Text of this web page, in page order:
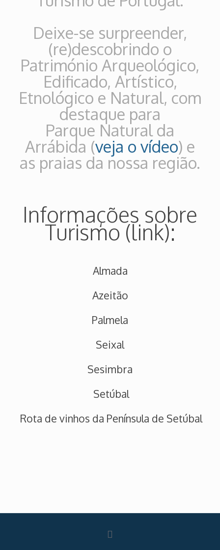
Deixe-se surpreender,
(re)descobrindo o
Património Arqueológico,
Edificado, Artístico,
Etnológico e Natural, com
destaque para
Parque Natural da
Arrábida (veja o vídeo) e
as praias da nossa região.
Informações sobre
Turismo (link):
Almada
Azeitão
Palmela
Seixal
Sesimbra
Setúbal
Rota de vinhos da Península de Setúbal